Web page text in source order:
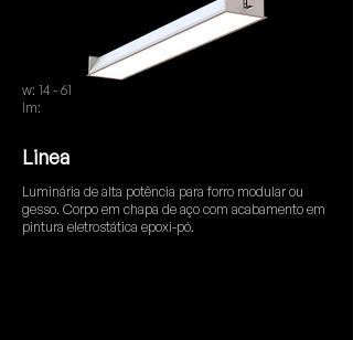
w: 14 - 61
lm:
Linea
Luminária de alta potência para forro modular ou
gesso. Corpo em chapa de aço com acabamento em
pintura eletrostática epoxi-pó.